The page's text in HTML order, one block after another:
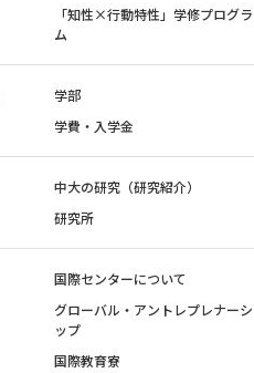
「知性×行動特性」学修プログラ
ム
学部
学費・入学金
中大の研究（研究紹介）
研究所
国際センターについて
グローバル・アントレプレナーシ
ップ
国際教育寮